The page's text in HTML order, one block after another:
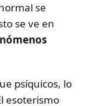
se
se ve en
psíquicos, lo
esoterismo